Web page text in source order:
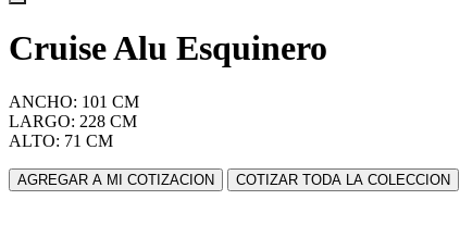
Cruise Alu Esquinero
ANCHO: 101 CM
LARGO: 228 CM
ALTO: 71 CM
AGREGAR A MI COTIZACION COTIZAR TODA LA COLECCION